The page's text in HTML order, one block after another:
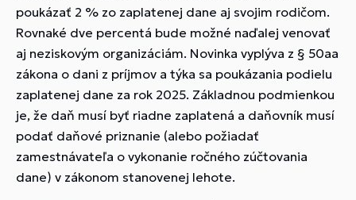
poukázať 2 % zo zaplatenej dane aj svojim rodičom.
Rovnaké dve percentá bude možné naďalej venovať
aj neziskovým organizáciám. Novinka vyplýva z § 50aa
zákona o dani z príjmov a týka sa poukázania podielu
zaplatenej dane za rok 2025. Základnou podmienkou
je, že daň musí byť riadne zaplatená a daňovník musí
podať daňové priznanie (alebo požiadať
zamestnávateľa o vykonanie ročného zúčtovania
dane) v zákonom stanovenej lehote.